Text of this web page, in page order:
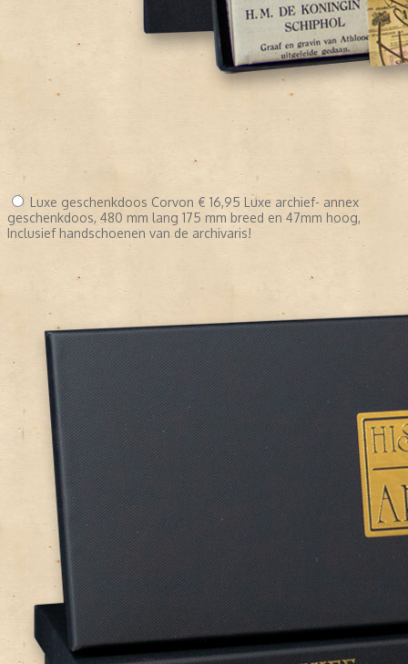
Luxe geschenkdoos Corvon € 16,95 Luxe archief- annex
geschenkdoos, 480 mm lang 175 mm breed en 47mm hoog,
Inclusief handschoenen van de archivaris!